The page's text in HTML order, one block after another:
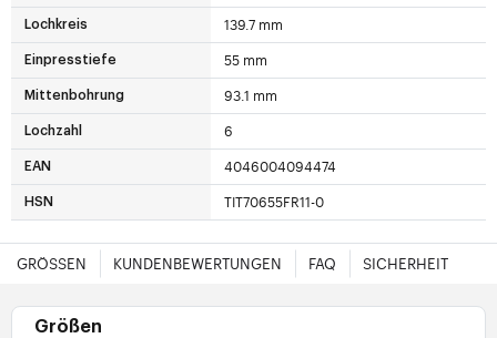
Lochkreis 139.7 mm
Einpresstiefe 55 mm
Mittenbohrung 93.1 mm
Lochzahl 6
EAN 4046004094474
HSN TIT70655FR11-0
GRÖSSEN KUNDENBEWERTUNGEN FAQ SICHERHEIT
Größen